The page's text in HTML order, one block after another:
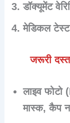
डॉक्यूमेंट
मेडिकल टेस्ट
जरूरी
लाइव
मास्क, कैप